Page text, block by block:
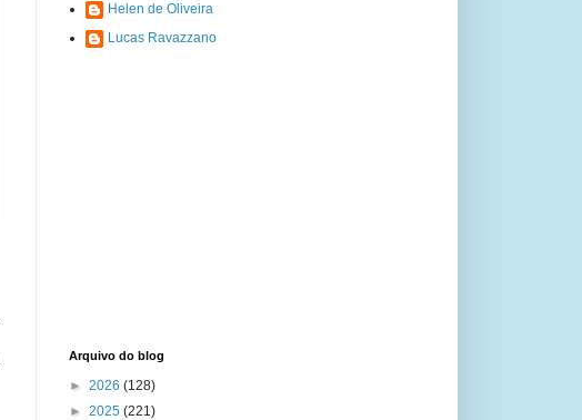
Helen de Oliveira
Lucas Ravazzano
Arquivo do blog
► 2026 (128)
► 2025 (221)